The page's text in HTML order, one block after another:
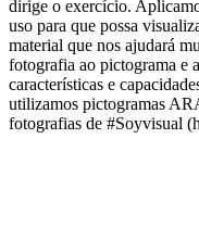
dirige o exercício.
uso para que possa
material que nos ajudará
fotografia ao pictograma e
características e
utilizamos pictogramas
fotografias de #Soyvisual